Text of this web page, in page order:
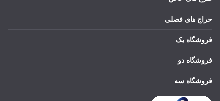
حراج های فصلی
فروشگاه یک
فروشگاه دو
فروشگاه سه